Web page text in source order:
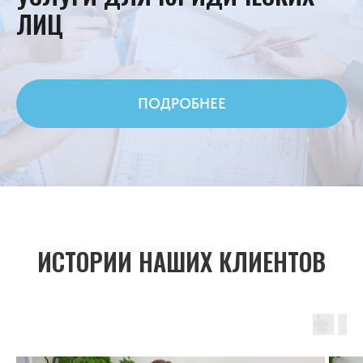
ЛИЦ
ПОДРОБНЕЕ
ИСТОРИИ НАШИХ КЛИЕНТОВ